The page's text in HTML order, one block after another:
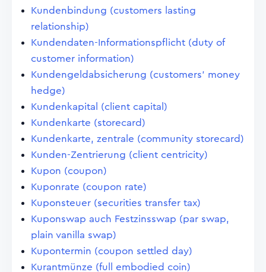
Kundenbindung (customers lasting
relationship)
Kundendaten-Informationspflicht (duty of
customer information)
Kundengeldabsicherung (customers' money
hedge)
Kundenkapital (client capital)
Kundenkarte (storecard)
Kundenkarte, zentrale (community storecard)
Kunden-Zentrierung (client centricity)
Kupon (coupon)
Kuponrate (coupon rate)
Kuponsteuer (securities transfer tax)
Kuponswap auch Festzinsswap (par swap,
plain vanilla swap)
Kupontermin (coupon settled day)
Kurantmünze (full embodied coin)